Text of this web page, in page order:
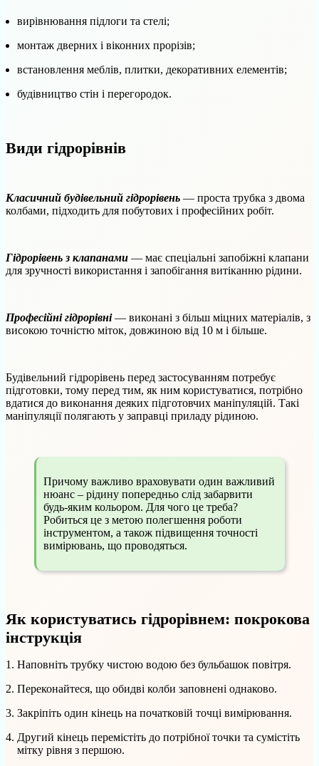
вирівнювання підлоги та стелі;
монтаж дверних і віконних прорізів;
встановлення меблів, плитки, декоративних елементів;
будівництво стін і перегородок.
Види гідрорівнів
Класичний будівельний гідрорівень — проста трубка з двома
колбами, підходить для побутових і професійних робіт.
Гідрорівень з клапанами — має спеціальні запобіжні клапани
для зручності використання і запобігання витіканню рідини.
Професійні гідрорівні— виконані з більш міцних матеріалів, з
високою точністю міток, довжиною від 10 м і більше.
Будівельний гідрорівень перед застосуванням потребує
підготовки, тому перед тим, як ним користуватися, потрібно
вдатися до виконання деяких підготовчих маніпуляцій. Такі
маніпуляції полягають у заправці приладу рідиною.
Причому важливо враховувати один важливий
нюанс – рідину попередньо слід забарвити
будь-яким кольором. Для чого це треба?
Робиться це з метою полегшення роботи
інструментом, а також підвищення точності
вимірювань, що проводяться.
Як користуватись гідрорівнем: покрокова
інструкція
Наповніть трубку чистою водою без бульбашок повітря.
Переконайтеся, що обидві колби заповнені однаково.
Закріпіть один кінець на початковій точці вимірювання.
Другий кінець перемістіть до потрібної точки та сумістіть
мітку рівня з першою.